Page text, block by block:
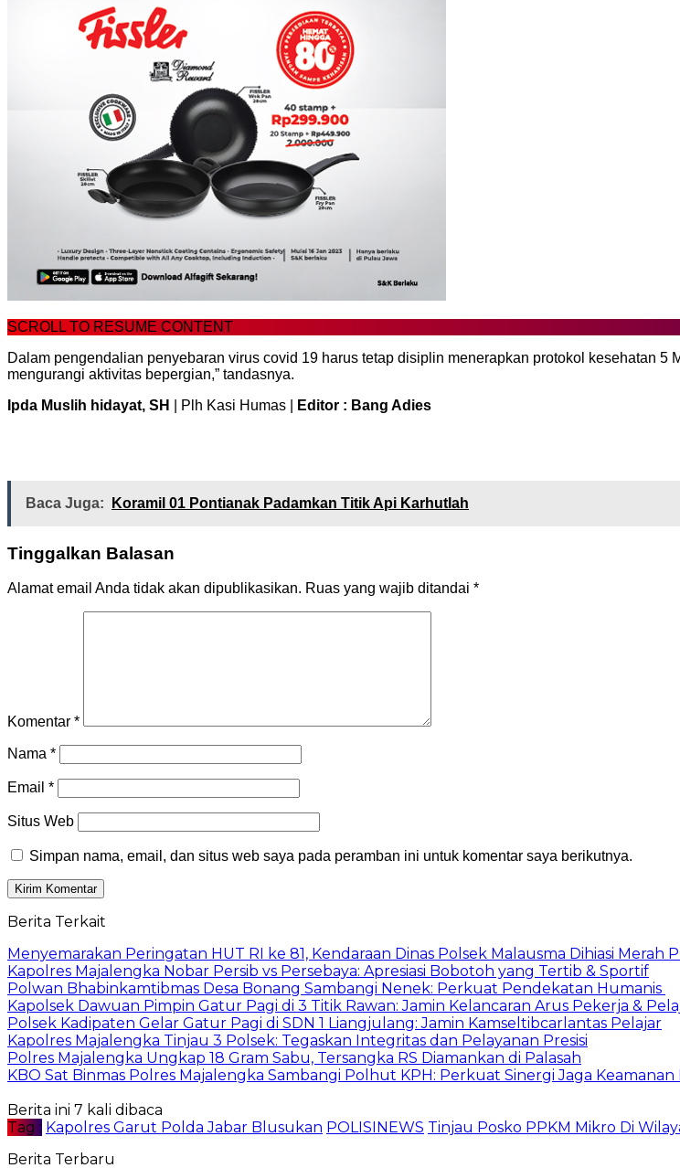
SCROLL TO RESUME CONTENT
Dalam pengendalian penyebaran virus covid 19 harus tetap disiplin menerapkan protokol kesehatan
mengurangi aktivitas bepergian,” tandasnya.
Ipda Muslih hidayat, SH
| Plh Kasi Humas | Editor : Bang Adies
Baca Juga: Koramil 01 Pontianak Padamkan Titik Api Karhutlah
Tinggalkan Balasan
Alamat email Anda tidak akan dipublikasikan. Ruas yang wajib ditandai *
Komentar *
Nama *
Email *
Situs Web
Simpan nama, email, dan situs web saya pada peramban ini untuk komentar saya berikutnya.
Berita Terkait
Menyemarakan Peringatan HUT RI ke 81, Kendaraan Dinas Polsek Malausma Dihiasi Merah
Kapolres Majalengka Nobar Persib vs Persebaya: Apresiasi Bobotoh yang Tertib & Sportif
Polwan Bhabinkamtibmas Desa Bonang Sambangi Nenek: Perkuat Pendekatan Humanis
Kapolsek Dawuan Pimpin Gatur Pagi di 3 Titik Rawan: Jamin Kelancaran Arus Pekerja &
Polsek Kadipaten Gelar Gatur Pagi di SDN 1 Liangjulang: Jamin Kamseltibcarlantas Pelajar
Kapolres Majalengka Tinjau 3 Polsek: Tegaskan Integritas dan Pelayanan Presisi
Polres Majalengka Ungkap 18 Gram Sabu, Tersangka RS Diamankan di Palasah
KBO Sat Binmas Polres Majalengka Sambangi Polhut KPH: Perkuat Sinergi Jaga
Berita ini 7 kali dibaca
Tag : Kapolres Garut Polda Jabar Blusukan POLISINEWS Tinjau Posko PPKM Mikro Di
Berita Terbaru